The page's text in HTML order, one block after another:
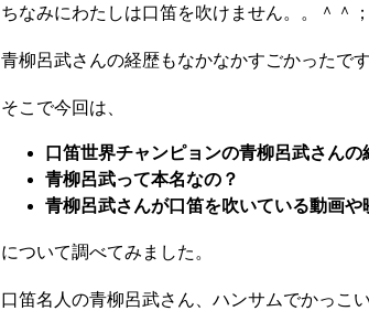
ちなみにわたしは口笛を吹けません。。＾＾；
青柳呂武さんの経歴もなかなかすごかったです
そこで今回は、
口笛世界チャンピョンの青柳呂武さん
青柳呂武って本名なの？
青柳呂武さんが口笛を吹いている動画や
について調べてみました。
口笛名人の青柳呂武さん、ハンサムでかっこ